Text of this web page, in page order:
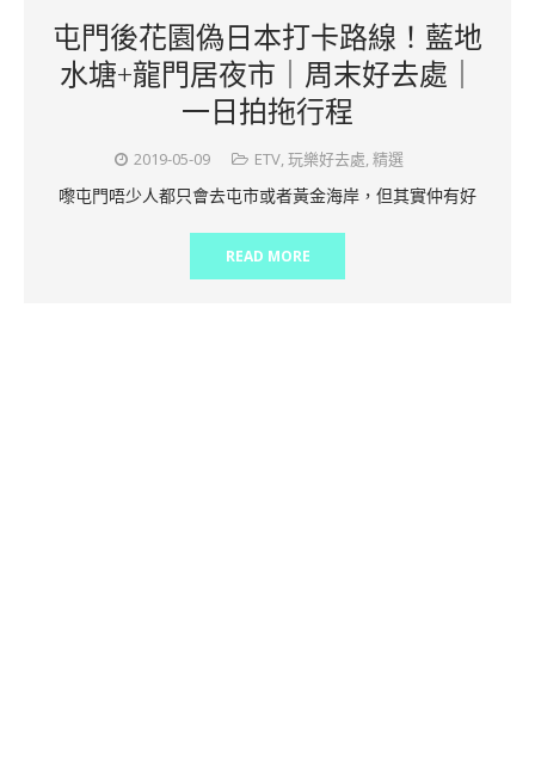
屯門後花園偽日本打卡路線！藍地
水塘+龍門居夜市｜周末好去處｜
一日拍拖行程
2019-05-09 ETV,玩樂好去處,精選
嚟屯門唔少人都只會去屯市或者黃金海岸，但其實仲有好
READ MORE